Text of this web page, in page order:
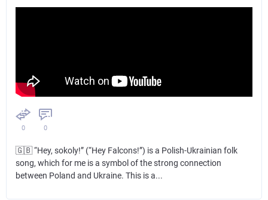
0 0
🇬🇧 “Hey, sokoly!” (“Hey Falcons!”) is a Polish-Ukrainian folk
song, which for me is a symbol of the strong connection
between Poland and Ukraine. This is a...